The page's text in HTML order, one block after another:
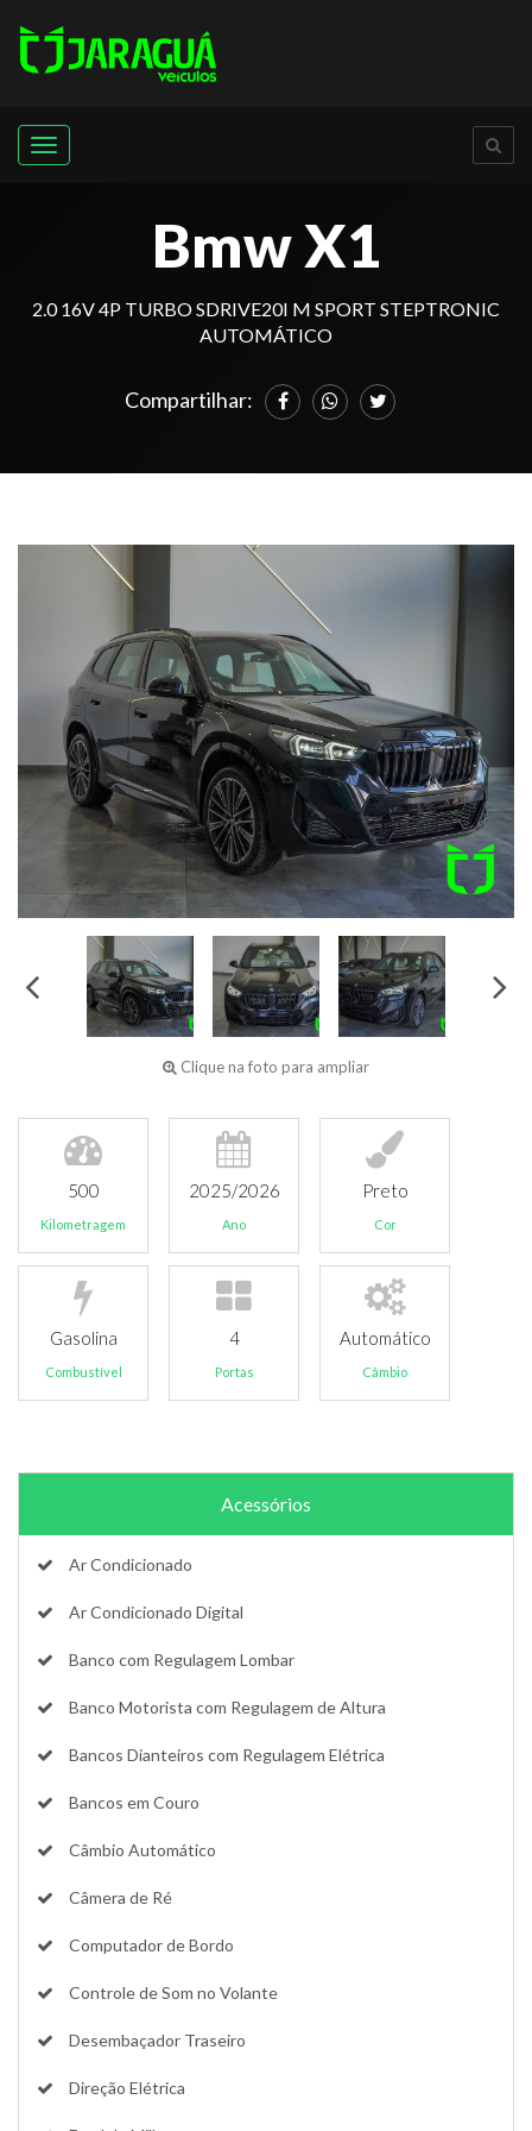
Menu
Bmw X1
2.0 16V 4P TURBO SDRIVE20I M SPORT STEPTRONIC
AUTOMÁTICO
Compartilhar:
Clique na foto para ampliar
500
Kilometragem
2025/2026
Ano
Preto
Cor
Gasolina
Combustível
4
Portas
Automático
Câmbio
Acessórios
Ar Condicionado
Ar Condicionado Digital
Banco com Regulagem Lombar
Banco Motorista com Regulagem de Altura
Bancos Dianteiros com Regulagem Elétrica
Bancos em Couro
Câmbio Automático
Câmera de Ré
Computador de Bordo
Controle de Som no Volante
Desembaçador Traseiro
Direção Elétrica